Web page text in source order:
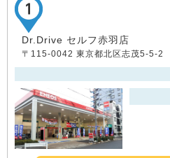
Dr.Drive セルフ赤羽店
〒115-0042 東京都北区志茂5-5-2